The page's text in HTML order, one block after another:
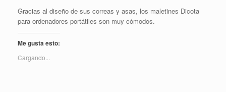
Gracias al diseño de sus correas y asas, los maletines Dicota
para ordenadores portátiles son muy cómodos.
Me gusta esto:
Cargando...